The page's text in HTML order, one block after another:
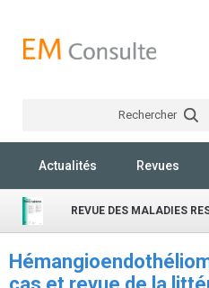
Rechercher
Actualités Revues
REVUE DES MALADIES